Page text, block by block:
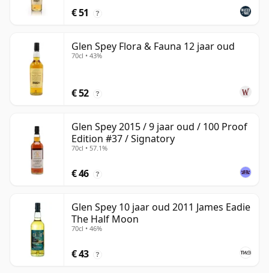
€ 51 ?
Glen Spey Flora & Fauna 12 jaar oud
70cl • 43%
€ 52 ?
Glen Spey 2015 / 9 jaar oud / 100 Proof
Edition #37 / Signatory
70cl • 57.1%
€ 46 ?
Glen Spey 10 jaar oud 2011 James Eadie
The Half Moon
70cl • 46%
€ 43 ?